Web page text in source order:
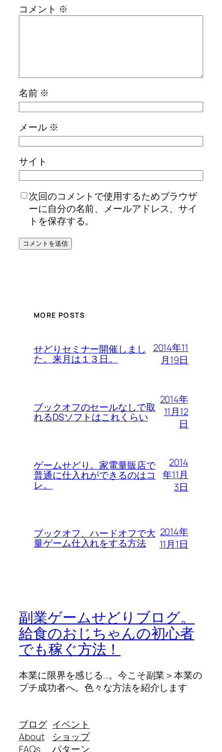
コメント ※
名前 ※
メール ※
サイト
次回のコメントで使用するためブラウザ
ーに自分の名前、メールアドレス、サイ
トを保存する。
MORE POSTS
せどりセミナー開催しまし
た。来月は１３日。
2014年11
月19日
ブックオフのセールなしで取
れるDSソフトはこれくらい
2014年
11月12
日
ゲームせどり。家電量販店で
普通に仕入れができるのはコ
レ。
2014
年11月
3日
ブックオフ、ハードオフで大
量ゲーム仕入れをする方法
2014年
11月1日
副業ゲームせどりブログ。
給食のおじちゃんの初心者
でも稼ぐ方法！
本業に限界を感じる…。今こそ副業＞本業の
プチ成功者へ。色々な方法を紹介します
ブログ
About
FAQs
イベント
ショップ
パターン